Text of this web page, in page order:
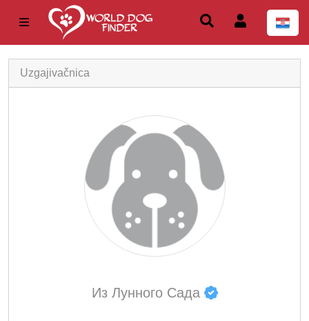
Uzgajivačnica
Из Лунного Сада